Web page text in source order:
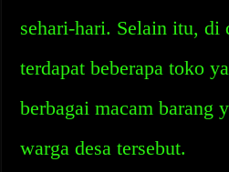
sehari-hari. Selain itu, di
terdapat beberapa toko
berbagai macam barang
warga desa tersebut.